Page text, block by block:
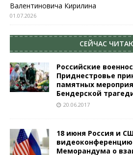
Валентиновича Кирилина
01.07.2026
СЕЙЧАС
Российские
Приднестровье
памятных
Бендерской
20.06.2017
18 июня Россия и
Меморандума о